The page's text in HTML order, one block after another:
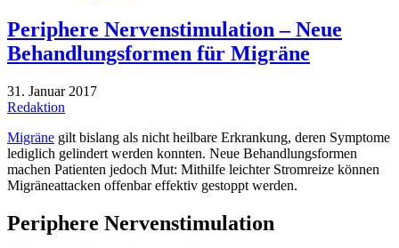
Periphere Nervenstimulation – Neue
Behandlungsformen für Migräne
31. Januar 2017
Redaktion
Migräne gilt bislang als nicht heilbare Erkrankung, deren Symptome
lediglich gelindert werden konnten. Neue Behandlungsformen
machen Patienten jedoch Mut: Mithilfe leichter Stromreize können
Migräneattacken offenbar effektiv gestoppt werden.
Periphere Nervenstimulation